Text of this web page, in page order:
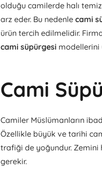
olduğu camilerde halı
arz eder. Bu nedenlecami
ürün tercih edilmelidir.
cami süpürgesi modellerini
Cami
Camiler Müslümanların
Özellikle büyük ve tarihi
trafiği de yoğundur. Zemini
gerekir.